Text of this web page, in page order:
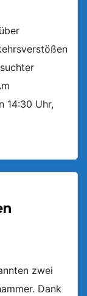
14:30 Uhr,
zwei
Dank